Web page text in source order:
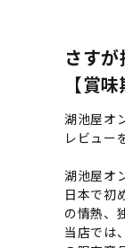
さす
【賞
湖池屋オ
レビュー
湖池屋オ
日本で初
の情熱、
当店では